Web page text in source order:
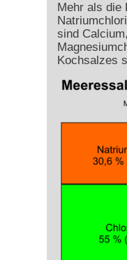
Mehr als die
sind
Kochsalzes